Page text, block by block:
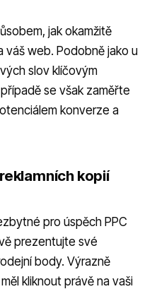
jak okamžitě
váš web. Podobně jako u
slov klíčovým
se však zaměřte
konverze a
kopií
pro úspěch PPC
prezentujte své
body. Výrazně
kliknout právě na vaši